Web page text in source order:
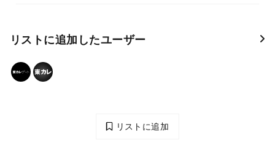
リストに追加したユーザー
リストに追加